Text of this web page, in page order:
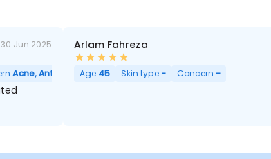
30 Jun 2025
Acne, Anti Aging, Noda Hitam, Berminyak, Pori Besar
Arlam Fahreza
Age:45 Skin type:- Concern:-